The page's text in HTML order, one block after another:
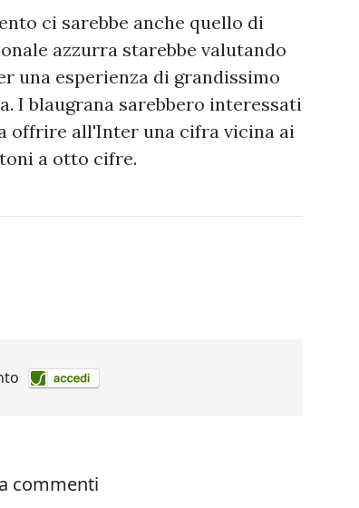
ci sarebbe anche quello di
azzurra starebbe valutando
una esperienza di grandissimo
I blaugrana sarebbero interessati
offrire all'Inter una cifra vicina ai
a otto cifre.